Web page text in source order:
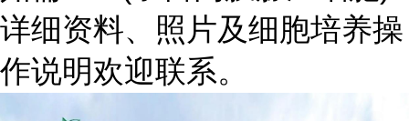
详细资料、照片及细胞培养操
作说明欢迎联系。